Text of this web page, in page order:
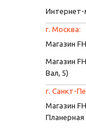
Интернет-
г. Москва:
Магазин
Магазин
Вал, 5)
г. Санкт-
Магазин
Планерная